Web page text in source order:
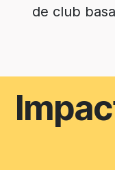
de club